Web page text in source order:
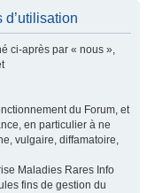
d’utilisation
ci-après par « nous »,
du Forum, et
en particulier à ne
vulgaire, diffamatoire,
Maladies Rares Info
fins de gestion du